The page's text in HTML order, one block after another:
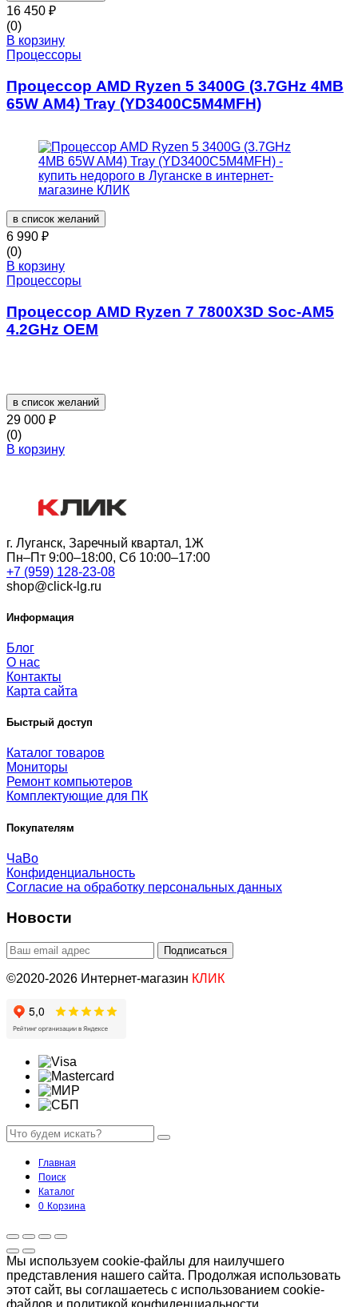
16 450 ₽
(0)
В корзину
Процессоры
Процессор AMD Ryzen 5 3400G (3.7GHz 4MB
65W AM4) Tray (YD3400C5M4MFH)
в список желаний
6 990 ₽
(0)
В корзину
Процессоры
Процессор AMD Ryzen 7 7800X3D Soc-AM5
4.2GHz OEM
в список желаний
29 000 ₽
(0)
В корзину
г. Луганск, Заречный квартал, 1Ж
Пн–Пт 9:00–18:00, Сб 10:00–17:00
+7 (959) 128-23-08
shop@click-lg.ru
Информация
Блог
О нас
Контакты
Карта сайта
Быстрый доступ
Каталог товаров
Мониторы
Ремонт компьютеров
Комплектующие для ПК
Покупателям
ЧаВо
Конфиденциальность
Согласие на обработку персональных данных
Новости
©2020-2026 Интернет-магазин КЛИК
Главная
Поиск
Каталог
0 Корзина
Мы используем cookie-файлы для наилучшего
представления нашего сайта. Продолжая использовать
этот сайт, вы соглашаетесь с использованием cookie-